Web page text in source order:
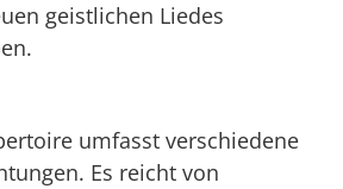
geistlichen Liedes
umfasst verschiedene
Es reicht von